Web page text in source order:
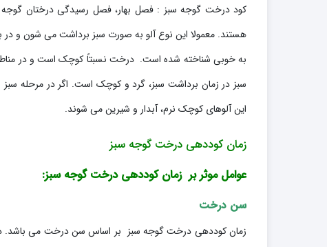
کود درخت گوجه سبز : فصل بهار، فصل رسیدگی درختان گوجه
هستند. معمولا این نوع آلو به صورت سبز برداشت می شون و
به خوبی شناخته شده است. درخت نسبتاً کوچک است و در
سبز در زمان برداشت سبز، گرد و کوچک است. اگر در مرحله
این آلوهای کوچک نرم، آبدار و شیرین می شوند.
زمان کوددهی درخت گوجه سبز
عوامل موثر بر زمان کوددهی درخت گوجه سبز:
سن درخت
زمان کوددهی درخت گوجه سبز بر اساس سن درخت می باشد. درخت